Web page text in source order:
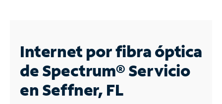
Business
Contáctanos
Internet por fibra óptica
de Spectrum®Servicio
en Seffner, FL